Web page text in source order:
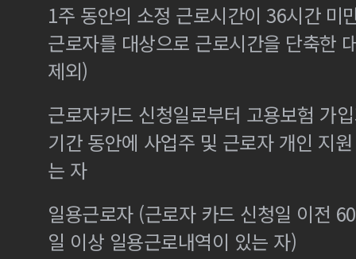
1주 동안의 소정 근로시간이 36시간 미
근로자를 대상으로 근로시간을 단축한
제외)
근로자카드 신청일로부터 고용보험 가
기간 동안에 사업주 및 근로자 개인 지
는 자
일용근로자 (근로자 카드 신청일 이전
일 이상 일용근로내역이 있는 자)